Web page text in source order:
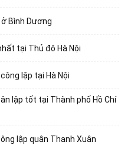
Bình Dương
tại Thủ đô Hà Nội
lập tại Hà Nội
lập tốt tại Thành phố Hồ Chí
lập quận Thanh Xuân